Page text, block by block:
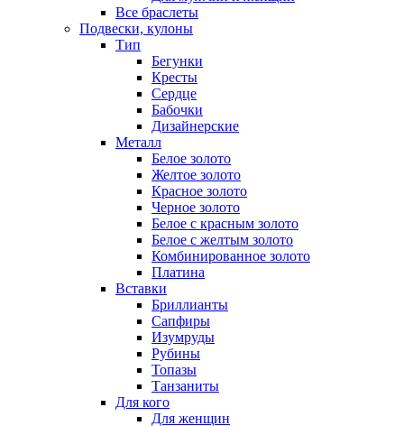
Все браслеты
Подвески, кулоны
Тип
Бегунки
Кресты
Сердце
Бабочки
Дизайнерские
Металл
Белое золото
Желтое золото
Красное золото
Черное золото
Белое с красным золото
Белое с желтым золото
Комбинированное золото
Платина
Вставки
Бриллианты
Сапфиры
Изумруды
Рубины
Топазы
Танзаниты
Для кого
Для женщин